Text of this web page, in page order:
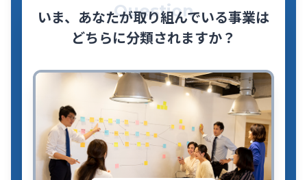
Question
いま、あなたが取り組んでいる事業は
どちらに分類されますか？